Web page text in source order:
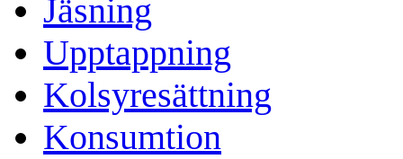
Jäsning
Upptappning
Kolsyresättning
Konsumtion